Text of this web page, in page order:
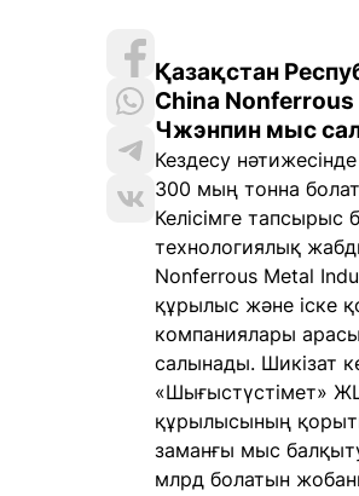
Қазақстан
China Nonferrous
Чжэнпин мыс
Кездесу
300 мың тонна
Келісімге
технологиялық
Nonferrous Metal
құрылыс және іске
компаниялары
салынады. Шикізат
«Шығыстүстімет»
құрылысының
заманғы мыс
млрд болатын